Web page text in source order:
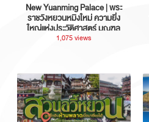
New Yuanming Palace | พระ
ราชวังหยวนหมิงใหม่ ความยิ่ง
ใหญ่แห่งประวัติศาสตร์ มณฑล
กวางตุ้ง ประเทศจีน
1,075 views